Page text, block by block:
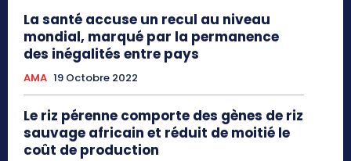
La santé accuse un recul au niveau
mondial, marqué par la permanence
des inégalités entre pays
AMA 19 Octobre 2022
Le riz pérenne comporte des gènes de riz
sauvage africain et réduit de moitié le
coût de production